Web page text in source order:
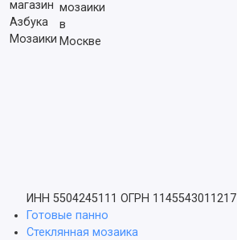
мозаики
в
Москве
ИНН 5504245111 ОГРН 1145543011217
Готовые панно
Стеклянная мозаика